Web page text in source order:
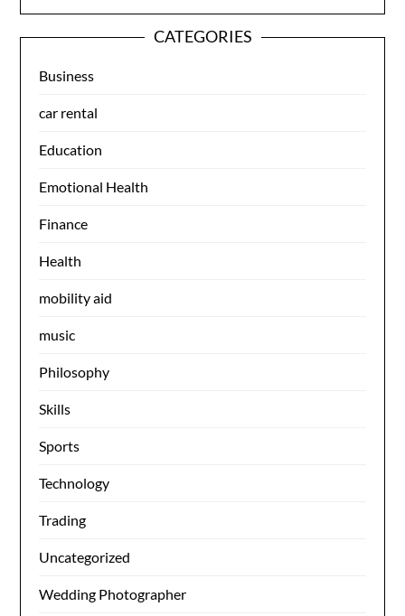
CATEGORIES
Business
car rental
Education
Emotional Health
Finance
Health
mobility aid
music
Philosophy
Skills
Sports
Technology
Trading
Uncategorized
Wedding Photographer